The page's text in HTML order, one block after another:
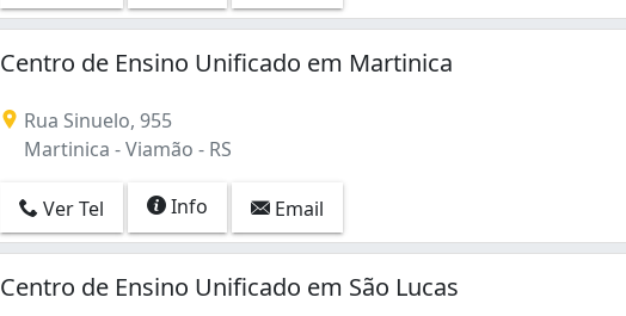
Centro de Ensino Unificado em Martinica
Rua Sinuelo, 955
Martinica - Viamão - RS
Ver Tel Info Email
Centro de Ensino Unificado em São Lucas